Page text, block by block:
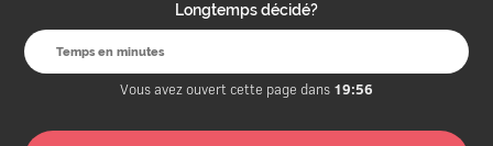
Longtemps décidé?
Vous avez ouvert cette page dans 19:56